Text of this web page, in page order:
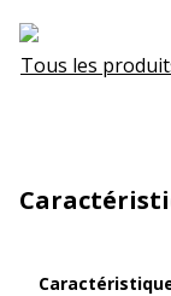
Tous les